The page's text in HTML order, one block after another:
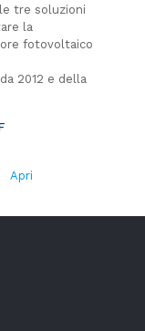
tre soluzioni
la
fotovoltaico
2012 e della
Apri